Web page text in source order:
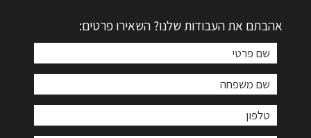
אהבתם את העבודות שלנו? השאירו פרטים: